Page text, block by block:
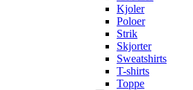
Kjoler
Poloer
Strik
Skjorter
Sweatshirts
T-shirts
Toppe